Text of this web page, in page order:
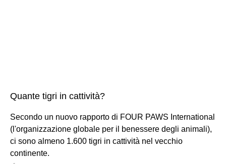
Quante tigri in cattività?
Secondo un nuovo rapporto di FOUR PAWS International
(l'organizzazione globale per il benessere degli animali),
ci sono almeno 1.600 tigri in cattività nel vecchio
continente.